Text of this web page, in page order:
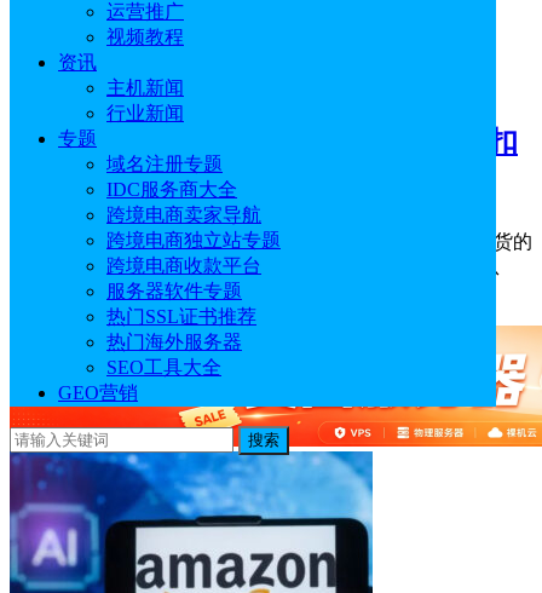
运营推广
视频教程
资讯
主机新闻
行业新闻
专题
域名注册专题
IDC服务商大全
跨境电商卖家导航
跨境电商独立站专题
跨境电商收款平台
服务器软件专题
热门SSL证书推荐
热门海外服务器
SEO工具大全
GEO营销
搜索
跨境电商
亚马逊为延迟收货的消费者推出7%折扣
2026年03月10日0赞
近日据外媒报道，亚马逊推出一项新服务：为选择延迟收货的
消费者提供7%的折扣，显示出亚马逊的策略发生转变，从